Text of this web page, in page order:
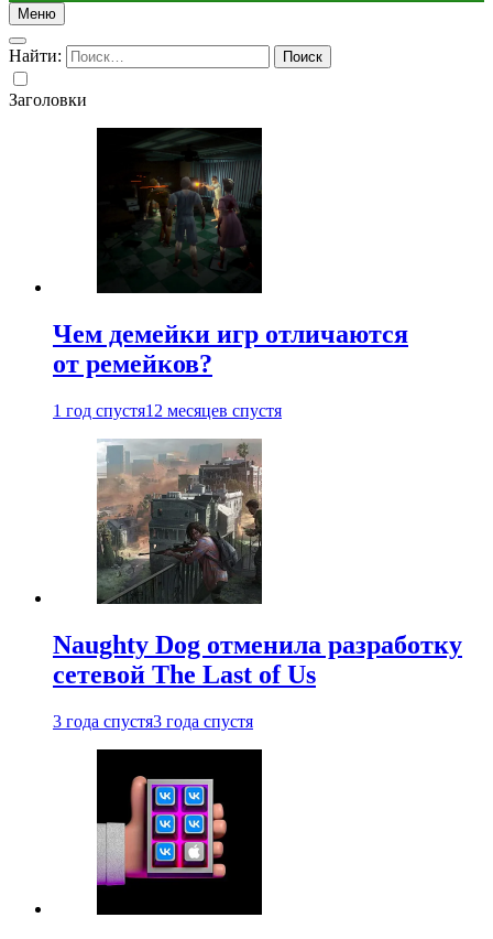
Меню
Найти:
Заголовки
Чем демейки игр отличаются
от ремейков?
1 год спустя12 месяцев спустя
Naughty Dog отменила разработку
сетевой The Last of Us
3 года спустя3 года спустя